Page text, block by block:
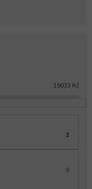
19033 Kč
2
0